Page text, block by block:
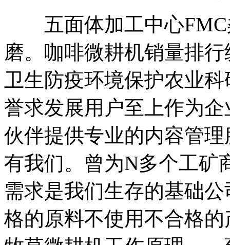
五面体加工中心FMC
磨。咖啡微耕机销量排
卫生防疫环境保护农业
誉求发展用户至上作为
伙伴提供专业的内容管
有我们。曾为N多个工矿
需求是我们生存的基础
格的原料不使用不合格